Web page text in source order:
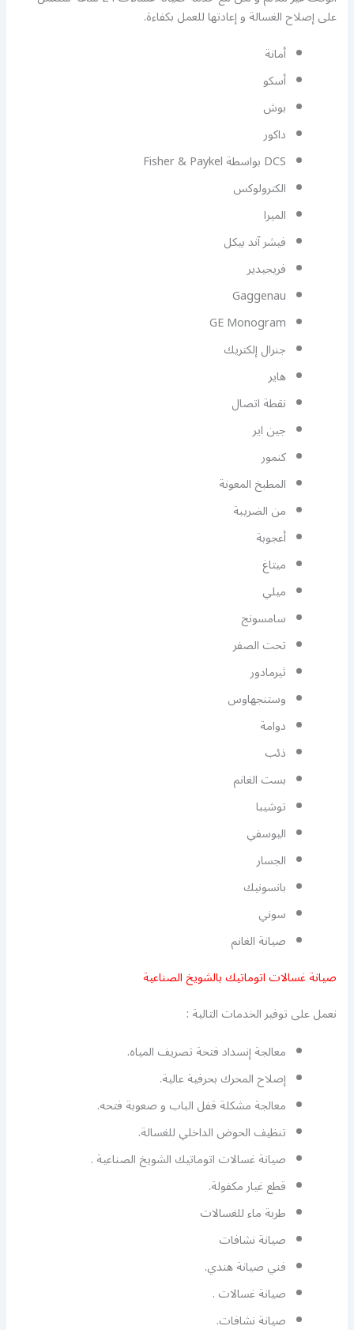
على إصلاح الغسالة و إعادتها للعمل بكفاءة.
أمانة
أسكو
بوش
داكور
DCS بواسطة Fisher & Paykel
الكترولوكس
الميرا
فيشر آند بيكل
فريجيدير
Gaggenau
GE Monogram
جنرال إلكتريك
هاير
نقطة اتصال
جين اير
كنمور
المطبخ المعونة
من الضريبة
أعجوبة
ميتاغ
ميلي
سامسونج
تحت الصفر
ثيرمادور
وستنجهاوس
دوامة
ذئب
بست الغانم
توشيبا
اليوسفي
الجسار
بانسونيك
سوني
صيانة الغانم
صيانة غسالات اتوماتيك بالشويخ الصناعية
نعمل على توفير الخدمات التالية :
معالجة إنسداد فتحة تصريف المياه.
إصلاح المحرك بحرفية عالية.
معالجة مشكلة قفل الباب و صعوبة فتحه.
تنظيف الحوض الداخلي للغسالة.
صيانة غسالات اتوماتيك الشويخ الصناعية .
قطع غيار مكفولة.
طربة ماء للغسالات
صيانة نشافات
فني صيانة هندي.
صيانة غسالات .
صيانة نشافات.